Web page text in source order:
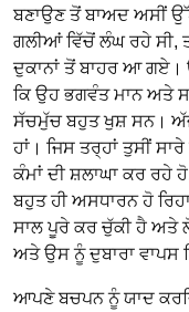
ਬਣਾਉਣ ਤੋਂ ਬਾਅਦ ਅਸੀਂ
ਗਲੀਆਂ ਵਿੱਚੋਂ ਲੰਘ ਰਹੇ ਸੀ,
ਦੁਕਾਨਾਂ ਤੋਂ ਬਾਹਰ ਆ ਗਏ।
ਕਿ ਉਹ ਭਗਵੰਤ ਮਾਨ ਅਤੇ
ਸੱਚਮੁੱਚ ਬਹੁਤ ਖੁਸ਼ ਸਨ।
ਹਾਂ। ਜਿਸ ਤਰ੍ਹਾਂ ਤੁਸੀਂ
ਕੰਮਾਂ ਦੀ ਸ਼ਲਾਘਾ ਕਰ ਰਹੇ
ਬਹੁਤ ਹੀ ਅਸਧਾਰਨ ਹੋ
ਸਾਲ ਪੂਰੇ ਕਰ ਚੁੱਕੀ ਹੈ ਅਤੇ
ਅਤੇ ਉਸ ਨੂੰ ਦੁਬਾਰਾ ਵਾਪਸ
ਆਪਣੇ ਬਚਪਨ ਨੂੰ ਯਾਦ